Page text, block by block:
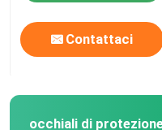
Contattaci